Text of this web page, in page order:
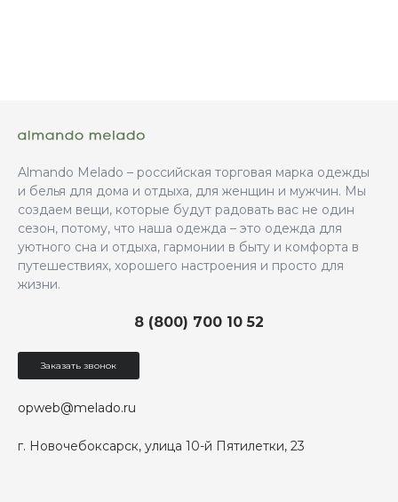
Almando Melado – российская торговая марка одежды
и белья для дома и отдыха, для женщин и мужчин. Мы
создаем вещи, которые будут радовать вас не один
сезон, потому, что наша одежда – это одежда для
уютного сна и отдыха, гармонии в быту и комфорта в
путешествиях, хорошего настроения и просто для
жизни.
г. Новочебоксарск, улица 10-й Пятилетки, 23
8 (800) 700 10 52
opweb@melado.ru
Заказать звонок